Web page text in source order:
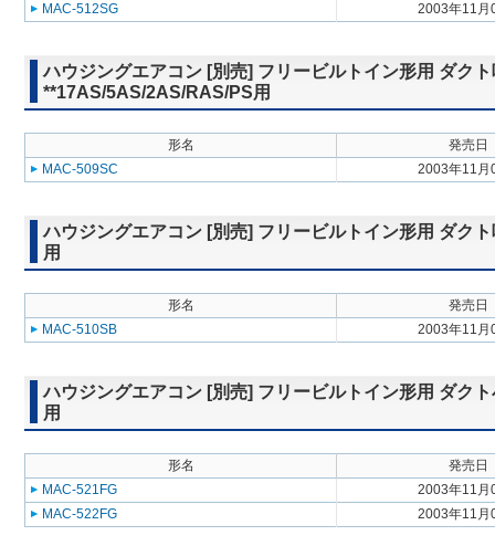
MAC-512SG
2003年11月
ハウジングエアコン [別売] フリービルトイン形用 ダク
**17AS/5AS/2AS/RAS/PS用
形名
発売日
MAC-509SC
2003年11月
ハウジングエアコン [別売] フリービルトイン形用 ダク
用
形名
発売日
MAC-510SB
2003年11月
ハウジングエアコン [別売] フリービルトイン形用 ダク
用
形名
発売日
MAC-521FG
2003年11月
MAC-522FG
2003年11月